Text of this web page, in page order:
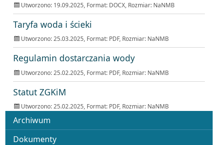
Utworzono: 19.09.2025, Format: DOCX, Rozmiar: NaNMB
Taryfa woda i ścieki
Utworzono: 25.03.2025, Format: PDF, Rozmiar: NaNMB
Regulamin dostarczania wody
Utworzono: 25.02.2025, Format: PDF, Rozmiar: NaNMB
Statut ZGKiM
Utworzono: 25.02.2025, Format: PDF, Rozmiar: NaNMB
Menu
Archiwum
Dokumenty